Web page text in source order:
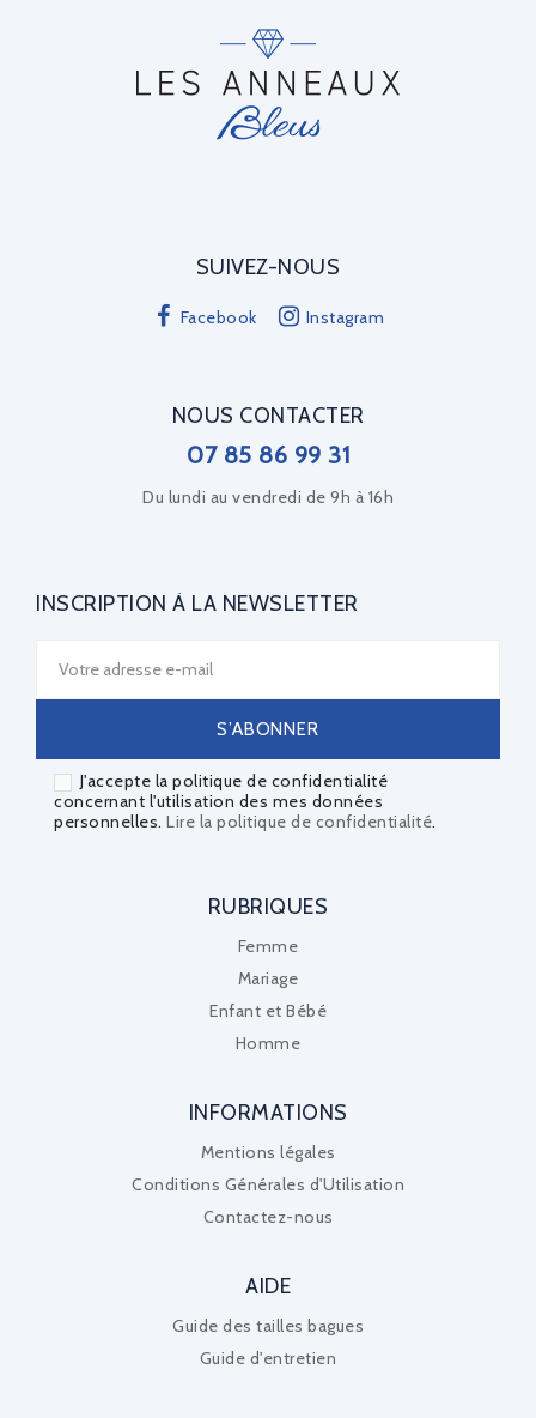
SUIVEZ-NOUS
Facebook Instagram
NOUS CONTACTER
07 85 86 99 31
Du lundi au vendredi de 9h à 16h
INSCRIPTION À LA NEWSLETTER
J'accepte la politique de confidentialité
concernant l'utilisation des mes données
personnelles. Lire la politique de confidentialité.
RUBRIQUES
Femme
Mariage
Enfant et Bébé
Homme
INFORMATIONS
Mentions légales
Conditions Générales d'Utilisation
Contactez-nous
AIDE
Guide des tailles bagues
Guide d'entretien